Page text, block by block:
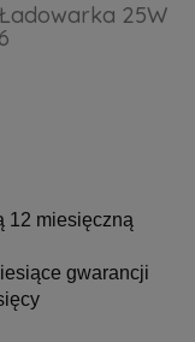
Ładowarka 25W
12 miesięczną
gwarancji